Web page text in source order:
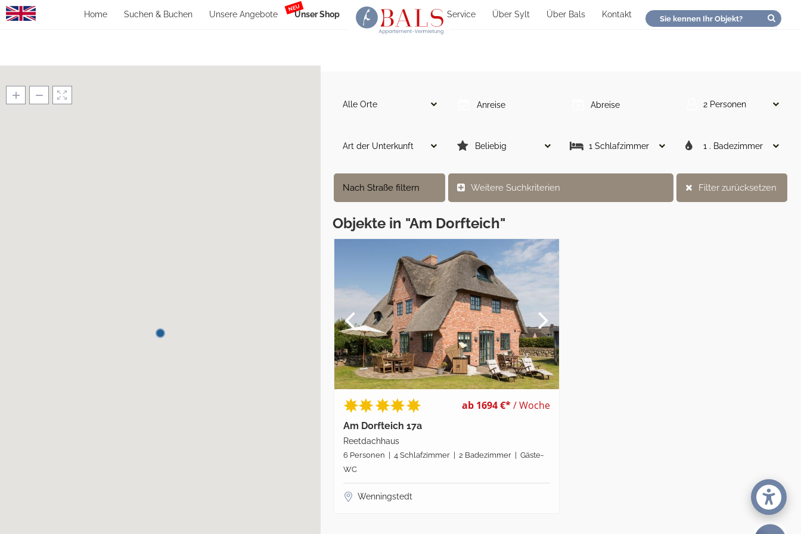
Service Über Sylt Über Bals Kontakt
Home Suchen & Buchen Unsere Angebote Unser Shop
NEU
Alle Orte 2 Personen
Art der Unterkunft Beliebig 1 Schlafzimmer 1 . Badezimmer
Nach Straße filtern Weitere Suchkriterien Filter zurücksetzen
Objekte in "Am Dorfteich"
ab 1694 €*/ Woche
Am Dorfteich 17a
Reetdachhaus
6 Personen | 4 Schlafzimmer | 2 Badezimmer | Gäste-
WC
Wenningstedt